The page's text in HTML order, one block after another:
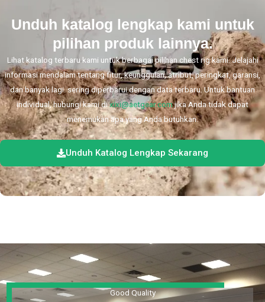
Unduh katalog lengkap kami untuk
pilihan produk lainnya.
Lihat katalog terbaru kami untuk berbagai pilihan chest rig kami. Jelajahi
informasi mendalam tentang fitur, keunggulan, atribut, peringkat, garansi,
dan banyak lagi. sering diperbarui dengan data terbaru. Untuk bantuan
individual, hubungi kami dixixi@aetgear.comjika Anda tidak dapat
menemukan apa yang Anda butuhkan.
Unduh Katalog Lengkap Sekarang
Good Quality